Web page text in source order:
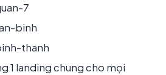
7
binh
thanh
1 landing chung cho mọi